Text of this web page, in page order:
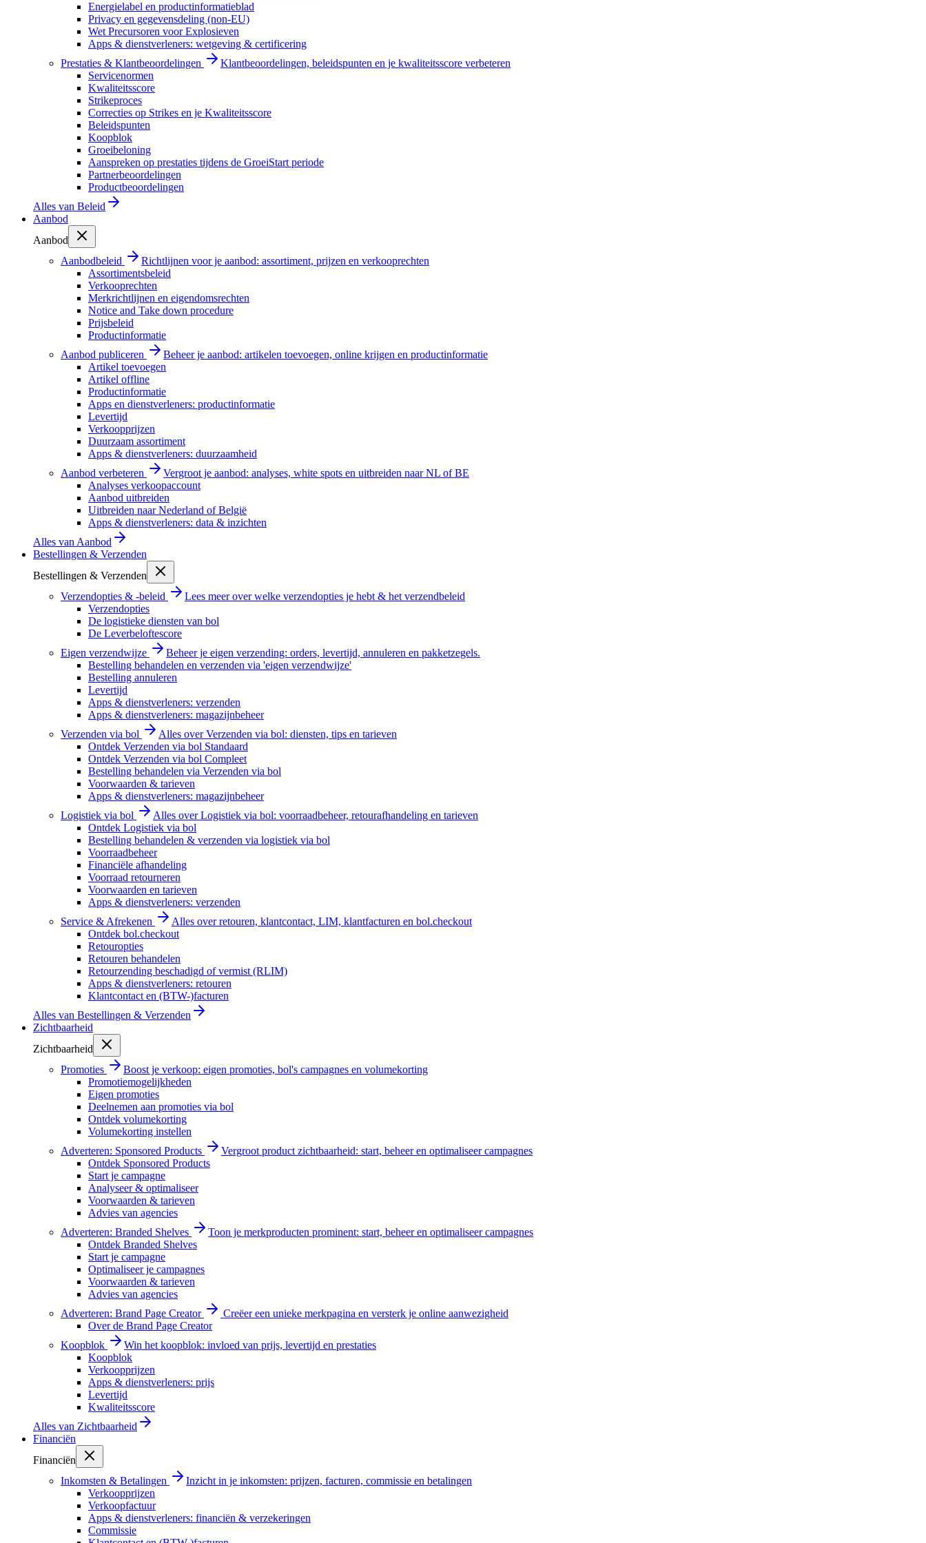
Energielabel en productinformatieblad
Privacy en gegevensdeling (non-EU)
Wet Precursoren voor Explosieven
Apps & dienstverleners: wetgeving & certificering
Prestaties & Klantbeoordelingen
Klantbeoordelingen, beleidspunten en je kwaliteitsscore verbeteren
Servicenormen
Kwaliteitsscore
Strikeproces
Correcties op Strikes en je Kwaliteitsscore
Beleidspunten
Koopblok
Groeibeloning
Aanspreken op prestaties tijdens de GroeiStart periode
Partnerbeoordelingen
Productbeoordelingen
Alles van Beleid
Aanbod
Aanbod
Aanbodbeleid
Richtlijnen voor je aanbod: assortiment, prijzen en verkooprechten
Assortimentsbeleid
Verkooprechten
Merkrichtlijnen en eigendomsrechten
Notice and Take down procedure
Prijsbeleid
Productinformatie
Aanbod publiceren
Beheer je aanbod: artikelen toevoegen, online krijgen en productinformatie
Artikel toevoegen
Artikel offline
Productinformatie
Apps en dienstverleners: productinformatie
Levertijd
Verkoopprijzen
Duurzaam assortiment
Apps & dienstverleners: duurzaamheid
Aanbod verbeteren
Vergroot je aanbod: analyses, white spots en uitbreiden naar NL of BE
Analyses verkoopaccount
Aanbod uitbreiden
Uitbreiden naar Nederland of België
Apps & dienstverleners: data & inzichten
Alles van Aanbod
Bestellingen & Verzenden
Bestellingen & Verzenden
Verzendopties & -beleid
Lees meer over welke verzendopties je hebt & het verzendbeleid
Verzendopties
De logistieke diensten van bol
De Leverbeloftescore
Eigen verzendwijze
Beheer je eigen verzending: orders, levertijd, annuleren en pakketzegels.
Bestelling behandelen en verzenden via 'eigen verzendwijze'
Bestelling annuleren
Levertijd
Apps & dienstverleners: verzenden
Apps & dienstverleners: magazijnbeheer
Verzenden via bol
Alles over Verzenden via bol: diensten, tips en tarieven
Ontdek Verzenden via bol Standaard
Ontdek Verzenden via bol Compleet
Bestelling behandelen via Verzenden via bol
Voorwaarden & tarieven
Apps & dienstverleners: magazijnbeheer
Logistiek via bol
Alles over Logistiek via bol: voorraadbeheer, retourafhandeling en tarieven
Ontdek Logistiek via bol
Bestelling behandelen & verzenden via logistiek via bol
Voorraadbeheer
Financiële afhandeling
Voorraad retourneren
Voorwaarden en tarieven
Apps & dienstverleners: verzenden
Service & Afrekenen
Alles over retouren, klantcontact, LIM, klantfacturen en bol.checkout
Ontdek bol.checkout
Retouropties
Retouren behandelen
Retourzending beschadigd of vermist (RLIM)
Apps & dienstverleners: retouren
Klantcontact en (BTW-)facturen
Alles van Bestellingen & Verzenden
Zichtbaarheid
Zichtbaarheid
Promoties
Boost je verkoop: eigen promoties, bol's campagnes en volumekorting
Promotiemogelijkheden
Eigen promoties
Deelnemen aan promoties via bol
Ontdek volumekorting
Volumekorting instellen
Adverteren: Sponsored Products
Vergroot product zichtbaarheid: start, beheer en optimaliseer campagnes
Ontdek Sponsored Products
Start je campagne
Analyseer & optimaliseer
Voorwaarden & tarieven
Advies van agencies
Adverteren: Branded Shelves
Toon je merkproducten prominent: start, beheer en optimaliseer campagnes
Ontdek Branded Shelves
Start je campagne
Optimaliseer je campagnes
Voorwaarden & tarieven
Advies van agencies
Adverteren: Brand Page Creator
Creëer een unieke merkpagina en versterk je online aanwezigheid
Over de Brand Page Creator
Koopblok
Win het koopblok: invloed van prijs, levertijd en prestaties
Koopblok
Verkoopprijzen
Apps & dienstverleners: prijs
Levertijd
Kwaliteitsscore
Alles van Zichtbaarheid
Financiën
Financiën
Inkomsten & Betalingen
Inzicht in je inkomsten: prijzen, facturen, commissie en betalingen
Verkoopprijzen
Verkoopfactuur
Apps & dienstverleners: financiën & verzekeringen
Commissie